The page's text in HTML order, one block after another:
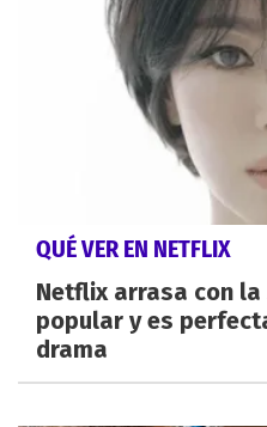
QUÉ VER EN NETFLIX
Netflix arrasa con
popular y es
drama